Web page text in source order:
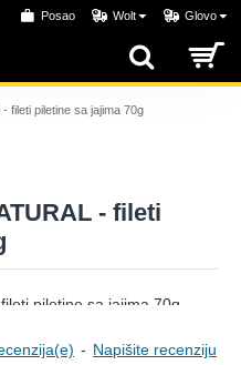
Posao Wolt Glovo
fileti piletine sa jajima 70g
- fileti
- Napišite recenziju